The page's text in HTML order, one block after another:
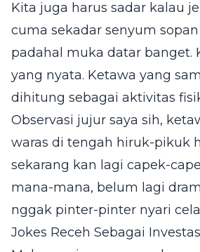
Kita juga harus sadar kalau
cuma sekadar senyum
padahal muka datar banget.
yang nyata. Ketawa yang
dihitung sebagai aktivitas
Observasi jujur saya sih,
waras di tengah hiruk-pikuk
sekarang kan lagi capek-
mana-mana, belum lagi
nggak pinter-pinter nyari
Jokes Receh Sebagai